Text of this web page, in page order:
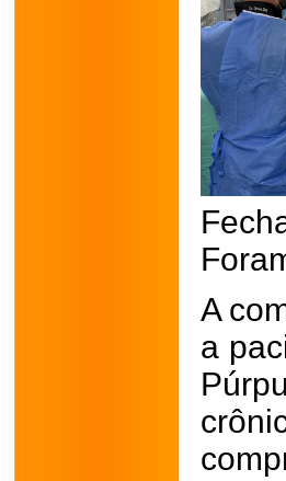
A
a